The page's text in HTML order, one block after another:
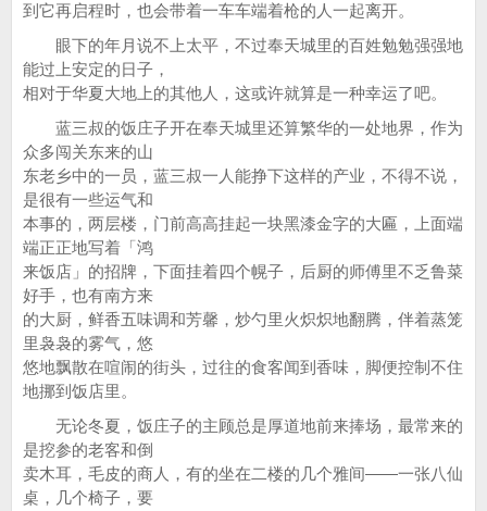
到它再启程时，也会带着一车车端着枪的人一起离开。
眼下的年月说不上太平，不过奉天城里的百姓勉勉强强地
能过上安定的日子，
相对于华夏大地上的其他人，这或许就算是一种幸运了吧。
蓝三叔的饭庄子开在奉天城里还算繁华的一处地界，作为
众多闯关东来的山
东老乡中的一员，蓝三叔一人能挣下这样的产业，不得不说，
是很有一些运气和
本事的，两层楼，门前高高挂起一块黑漆金字的大匾，上面端
端正正地写着「鸿
来饭店」的招牌，下面挂着四个幌子，后厨的师傅里不乏鲁菜
好手，也有南方来
的大厨，鲜香五味调和芳馨，炒勺里火炽炽地翻腾，伴着蒸笼
里袅袅的雾气，悠
悠地飘散在喧闹的街头，过往的食客闻到香味，脚便控制不住
地挪到饭店里。
无论冬夏，饭庄子的主顾总是厚道地前来捧场，最常来的
是挖参的老客和倒
卖木耳，毛皮的商人，有的坐在二楼的几个雅间——一张八仙
桌，几个椅子，要